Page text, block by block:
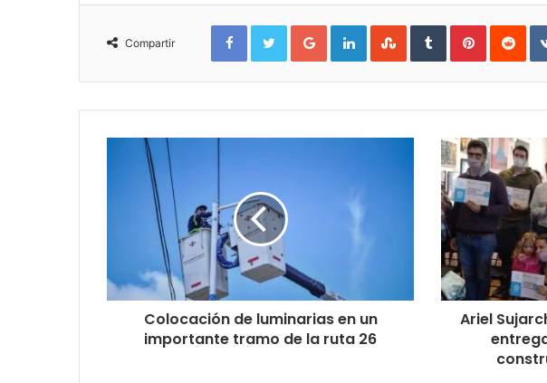
Compartir
FacebookTwitterGoogle+LinkedInStumbleUpon
TumblrPinterest
Colocación de luminarias en un
importante tramo de la ruta 26
Ariel